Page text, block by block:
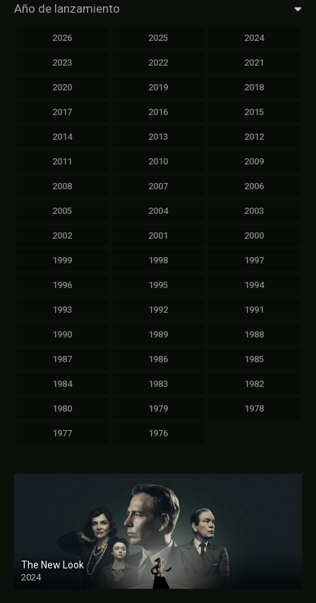
Año de lanzamiento
2026 2025 2024
2023 2022 2021
2020 2019 2018
2017 2016 2015
2014 2013 2012
2011 2010 2009
2008 2007 2006
2005 2004 2003
2002 2001 2000
1999 1998 1997
1996 1995 1994
1993 1992 1991
1990 1989 1988
1987 1986 1985
1984 1983 1982
1980 1979 1978
1977 1976
The New Look
2024